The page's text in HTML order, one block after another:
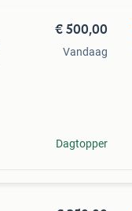
€ 500,00
Vandaag
Dagtopper